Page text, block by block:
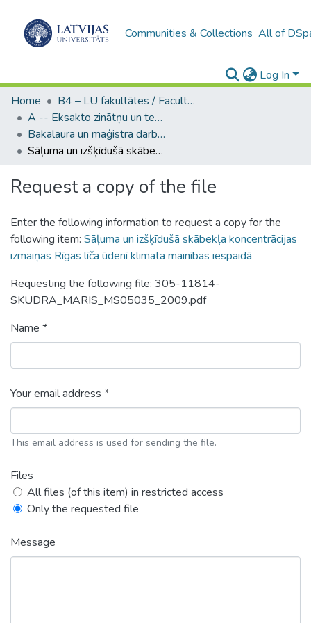
Communities & Collections All of
Log In
Home
B4 – LU fakultātes / Faculties of the UL
A -- Eksakto zinātņu un tehnoloģiju fakultāte / Faculty of Science and Technology
Bakalaura un maģistra darbi (EZTF) / Bachelor's and Master's theses
Sāļuma un izšķīdušā skābekļa koncentrācijas izmaiņas Rīgas līča ūdenī klimata mainības iespaidā
Request a copy of the file
Enter the following information to request a copy for the
following item: Sāļuma un izšķīdušā skābekļa koncentrācijas
izmaiņas Rīgas līča ūdenī klimata mainības iespaidā
Requesting the following file: 305-11814-
SKUDRA_MARIS_MS05035_2009.pdf
Name *
Your email address *
This email address is used for sending the file.
Files
All files (of this item) in restricted access
Only the requested file
Message